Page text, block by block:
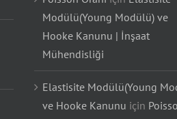
Poisson Oranıiçin Elastisite
Modülü(Young Modülü) ve
Hooke Kanunu | İnşaat
Mühendisliği
Elastisite Modülü(Young